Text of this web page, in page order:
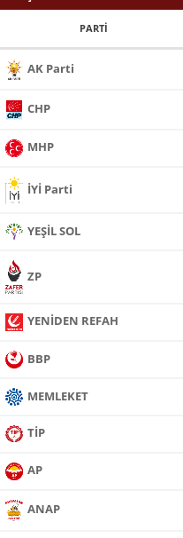
PARTİ
AK Parti
CHP
MHP
İYİ Parti
YEŞİL SOL
ZP
YENİDEN REFAH
BBP
MEMLEKET
TİP
AP
ANAP